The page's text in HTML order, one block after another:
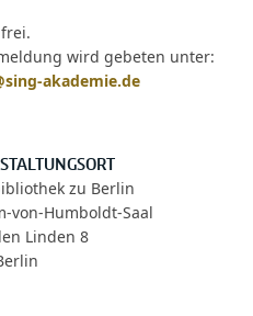
wird gebeten unter:
akademie.de
zu Berlin
von-Humboldt-Saal
Linden 8